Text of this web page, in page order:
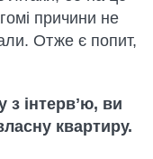
причини не
Отже є попит,
з інтервʼю, ви
квартиру.